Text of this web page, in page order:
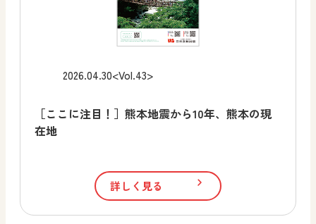
2026.04.30<Vol.43>
［ここに注目！］熊本地震から10年、熊本の現
在地
詳しく見る